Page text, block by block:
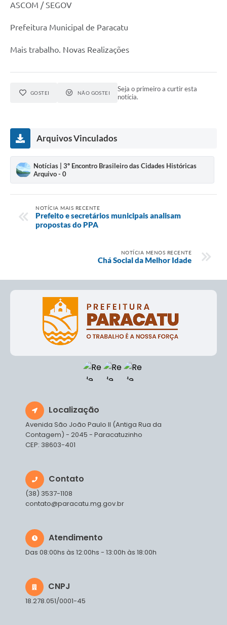
ASCOM / SEGOV
Prefeitura Municipal de Paracatu
Mais trabalho. Novas Realizações
GOSTEI NÃO GOSTEI
Seja o primeiro a curtir esta
notícia.
Arquivos Vinculados
Notícias | 3º Encontro Brasileiro das Cidades Históricas
Arquivo - 0
NOTÍCIA MAIS RECENTE
Prefeito e secretários municipais analisam
propostas do PPA
NOTÍCIA MENOS RECENTE
Chá Social da Melhor Idade
Localização
Avenida São João Paulo II (Antiga Rua da
Contagem) - 2045 - Paracatuzinho
CEP: 38603-401
Contato
(38) 3537-1108
contato@paracatu.mg.gov.br
Atendimento
Das 08:00hs às 12:00hs - 13:00h às 18:00h
CNPJ
18.278.051/0001-45